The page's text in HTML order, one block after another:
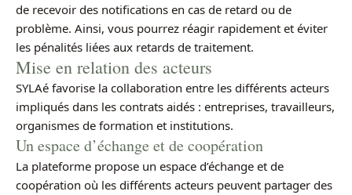
de recevoir des notifications en cas de retard ou de
problème. Ainsi, vous pourrez réagir rapidement et éviter
les pénalités liées aux retards de traitement.
Mise en relation des acteurs
SYLAé favorise la collaboration entre les différents acteurs
impliqués dans les contrats aidés : entreprises, travailleurs,
organismes de formation et institutions.
Un espace d’échange et de coopération
La plateforme propose un espace d’échange et de
coopération où les différents acteurs peuvent partager des